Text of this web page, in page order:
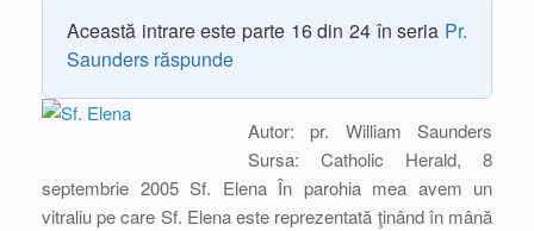
Această intrare este parte 16 din 24 în seria Pr.
Saunders răspunde
Autor: pr. William Saunders
Sursa: Catholic Herald, 8
septembrie 2005 Sf. Elena În parohia mea avem un
vitraliu pe care Sf. Elena este reprezentată ţinând în mână